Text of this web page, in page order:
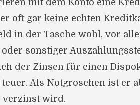
mit dem Konto eine
oft gar keine echten
in der Tasche wohl, vor
sonstiger
der Zinsen für einen
Als Notgroschen ist er
verzinst wird.